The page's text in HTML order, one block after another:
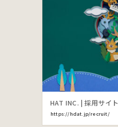
HAT INC. | 採用サイト
https://hdat.jp/recruit/